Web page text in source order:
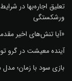
تعلیق اجاره‌بها در
ورشکستگی
«آیا تنش‌های اخیر
آینده معیشت در گرو
بازی سود با زمان؛ مدل